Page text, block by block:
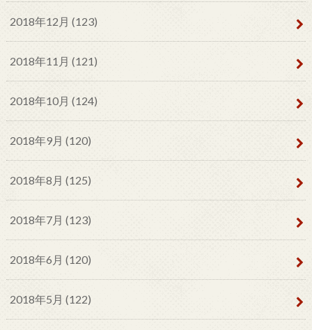
2018年12月 (123)
2018年11月 (121)
2018年10月 (124)
2018年9月 (120)
2018年8月 (125)
2018年7月 (123)
2018年6月 (120)
2018年5月 (122)